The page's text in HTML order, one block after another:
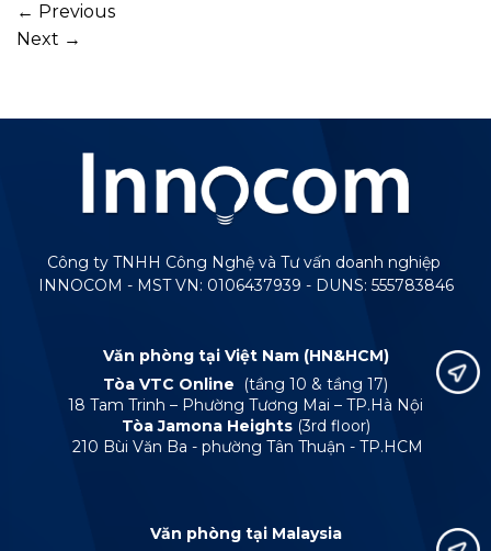
← Previous
Next →
Công ty TNHH Công Nghệ và Tư vấn doanh nghiệp
INNOCOM - MST VN: 0106437939 - DUNS: 555783846
Văn phòng tại Việt Nam (HN&HCM)
Tòa VTC Online
(tầng 10 & tầng 17)
18 Tam Trinh – Phường Tương Mai – TP.Hà Nội
Tòa Jamona Heights (3rd floor)
210 Bùi Văn Ba - phường Tân Thuận - TP.HCM
Văn phòng tại Malaysia